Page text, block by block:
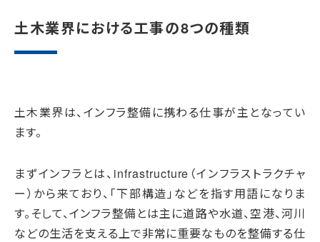
土木業界における工事の8つの種類
土木業界は、インフラ整備に携わる仕事が主となってい
ます。
まずインフラとは、infrastructure（インフラストラクチャ
ー）から来ており、「下部構造」などを指す用語になりま
す。そして、インフラ整備とは主に道路や水道、空港、河川
などの生活を支える上で非常に重要なものを整備する仕